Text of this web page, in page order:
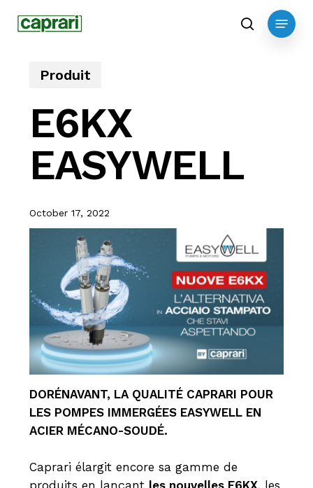
search
Menu
Produit
E6KX
EASYWELL
October 17, 2022
DORÉNAVANT, LA QUALITÉ CAPRARI POUR
LES POMPES IMMERGÉES EASYWELL EN
ACIER MÉCANO-SOUDÉ.
Caprari élargit encore sa gamme de
produits en lançant les nouvelles E6KX, les